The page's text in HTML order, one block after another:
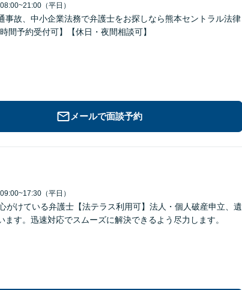
（平日）
事故、中小企業法務で弁護士をお探しなら熊本セントラル法律
間予約受付可】【休日・夜間相談可】
メールで面談予約
（平日）
がけている弁護士【法テラス利用可】法人・個人破産申立、遺
す。迅速対応でスムーズに解決できるよう尽力します。